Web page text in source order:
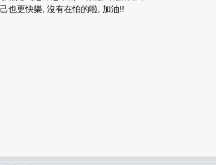
也更快樂, 沒有在怕的啦, 加油!!